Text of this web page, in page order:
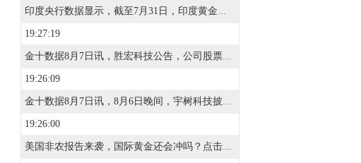
印度央行数据显示，截至7月31日，印度黄金储备为1047.4亿美元，前一周为1030.6亿美元。
19:27:19
金十数据8月7日讯，胜宏科技公告，公司股票于2026年8月5日至7日连续三个交易日内收盘价格涨幅偏离值累计达到30%。经自查，公司目前生产经营情况正常，在手订单持续增长，与核心客户合作的研发迭代产品正顺利推进，部分客户已释放2027-2028年长期需求。公司、控股股东及实际控制人不存在应披露而未披露的重大事项。
19:26:09
金十数据8月7日讯，8月6日晚间，宇树科技披露其IPO战略配售投资者名单，包含DeepSeek母公司深度求索，引发外界广泛关注。今日下午，宇树科技董事长、总经理兼首席技术官王兴兴在会上首次回应称，深度求索将为宇树科技提供具有市场竞争力的商业合作方案，包括但不限于根据需求及业务开展情况在模型架构方案、智算集群建设、数据中心运营（如有）等方面提供技术支持。宇树科技公告称，深度求索属于与公司在经营业务上具有战略合作关系或长期合作愿景的大型企业，可与公司开展战略合作，具有与公司同行业或产业链上下游的重要资源，能够增强公司的市场竞争力。（中国基金报）
19:26:00
美国非农报告来袭，国际黄金还会冲吗？点击观看直播分析